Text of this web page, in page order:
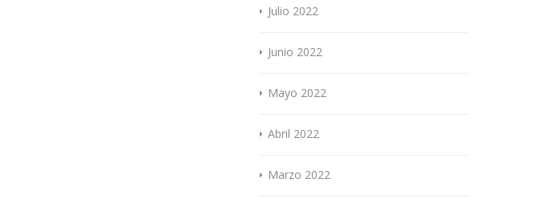
Julio 2022
Junio 2022
Mayo 2022
Abril 2022
Marzo 2022